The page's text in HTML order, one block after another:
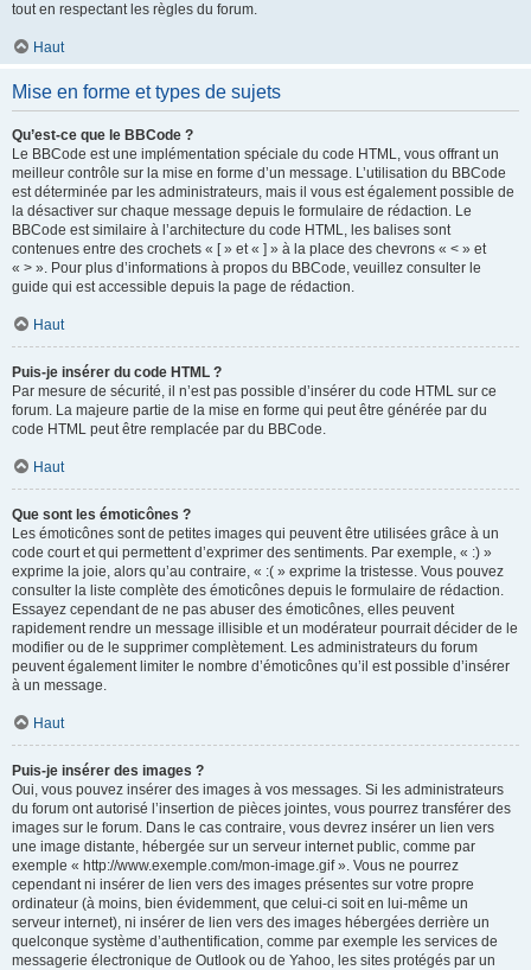
tout en respectant les règles du forum.
Haut
Mise en forme et types de sujets
Qu’est-ce que le BBCode ?
Le BBCode est une implémentation spéciale du code HTML, vous offrant un
meilleur contrôle sur la mise en forme d’un message. L’utilisation du BBCode
est déterminée par les administrateurs, mais il vous est également possible de
la désactiver sur chaque message depuis le formulaire de rédaction. Le
BBCode est similaire à l’architecture du code HTML, les balises sont
contenues entre des crochets « [ » et « ] » à la place des chevrons « < » et
« > ». Pour plus d’informations à propos du BBCode, veuillez consulter le
guide qui est accessible depuis la page de rédaction.
Haut
Puis-je insérer du code HTML ?
Par mesure de sécurité, il n’est pas possible d’insérer du code HTML sur ce
forum. La majeure partie de la mise en forme qui peut être générée par du
code HTML peut être remplacée par du BBCode.
Haut
Que sont les émoticônes ?
Les émoticônes sont de petites images qui peuvent être utilisées grâce à un
code court et qui permettent d’exprimer des sentiments. Par exemple, « :) »
exprime la joie, alors qu’au contraire, « :( » exprime la tristesse. Vous pouvez
consulter la liste complète des émoticônes depuis le formulaire de rédaction.
Essayez cependant de ne pas abuser des émoticônes, elles peuvent
rapidement rendre un message illisible et un modérateur pourrait décider de le
modifier ou de le supprimer complètement. Les administrateurs du forum
peuvent également limiter le nombre d’émoticônes qu’il est possible d’insérer
à un message.
Haut
Puis-je insérer des images ?
Oui, vous pouvez insérer des images à vos messages. Si les administrateurs
du forum ont autorisé l’insertion de pièces jointes, vous pourrez transférer des
images sur le forum. Dans le cas contraire, vous devrez insérer un lien vers
une image distante, hébergée sur un serveur internet public, comme par
exemple « http://www.exemple.com/mon-image.gif ». Vous ne pourrez
cependant ni insérer de lien vers des images présentes sur votre propre
ordinateur (à moins, bien évidemment, que celui-ci soit en lui-même un
serveur internet), ni insérer de lien vers des images hébergées derrière un
quelconque système d’authentification, comme par exemple les services de
messagerie électronique de Outlook ou de Yahoo, les sites protégés par un